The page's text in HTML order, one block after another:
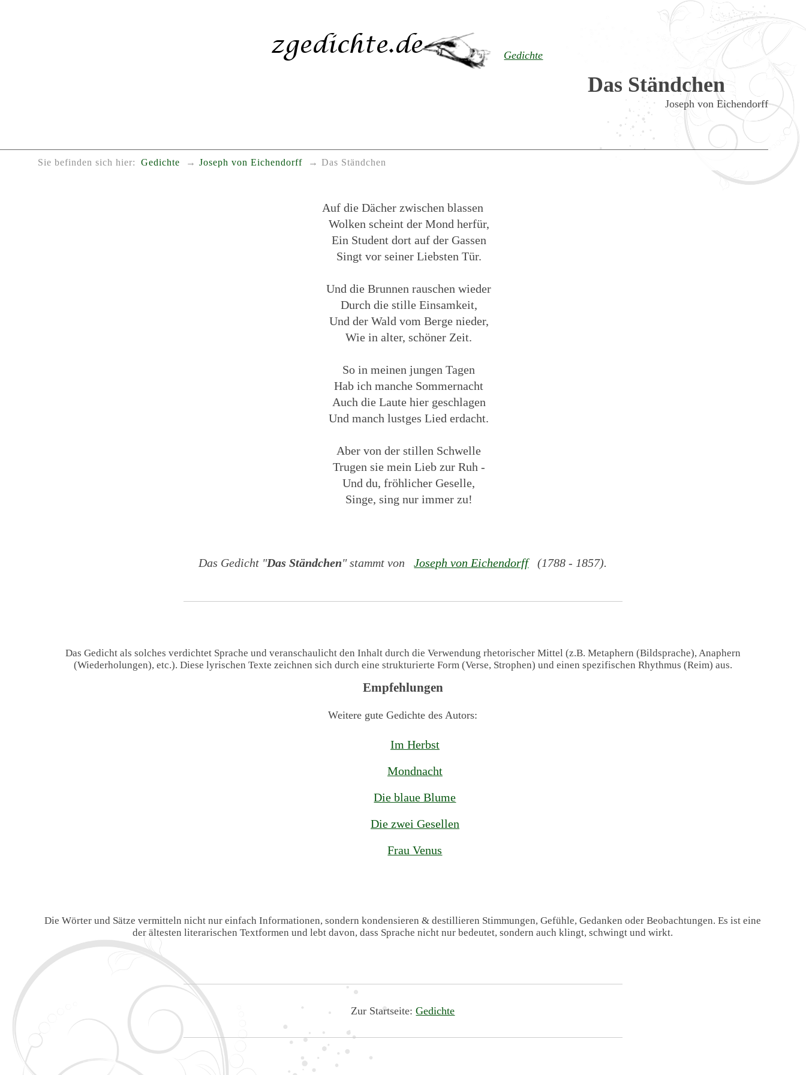
Gedichte
Das Ständchen
Joseph von Eichendorff
Sie befinden sich hier: Gedichte Joseph von Eichendorff Das Ständchen
Auf die Dächer zwischen blassen
Wolken scheint der Mond herfür,
Ein Student dort auf der Gassen
Singt vor seiner Liebsten Tür.
Und die Brunnen rauschen wieder
Durch die stille Einsamkeit,
Und der Wald vom Berge nieder,
Wie in alter, schöner Zeit.
So in meinen jungen Tagen
Hab ich manche Sommernacht
Auch die Laute hier geschlagen
Und manch lustges Lied erdacht.
Aber von der stillen Schwelle
Trugen sie mein Lieb zur Ruh -
Und du, fröhlicher Geselle,
Singe, sing nur immer zu!
Das Gedicht "Das Ständchen" stammt von Joseph von Eichendorff(1788 - 1857).
Das Gedicht als solches verdichtet Sprache und veranschaulicht den Inhalt durch die Verwendung rhetorischer Mittel (z.B. Metaphern (Bildsprache), Anaphern
(Wiederholungen), etc.). Diese lyrischen Texte zeichnen sich durch eine strukturierte Form (Verse, Strophen) und einen spezifischen Rhythmus (Reim) aus.
Empfehlungen
Weitere gute Gedichte des Autors:
Im Herbst
Mondnacht
Die blaue Blume
Die zwei Gesellen
Frau Venus
Die Wörter und Sätze vermitteln nicht nur einfach Informationen, sondern kondensieren & destillieren Stimmungen, Gefühle, Gedanken oder Beobachtungen. Es ist eine
der ältesten literarischen Textformen und lebt davon, dass Sprache nicht nur bedeutet, sondern auch klingt, schwingt und wirkt.
Zur Startseite:Gedichte